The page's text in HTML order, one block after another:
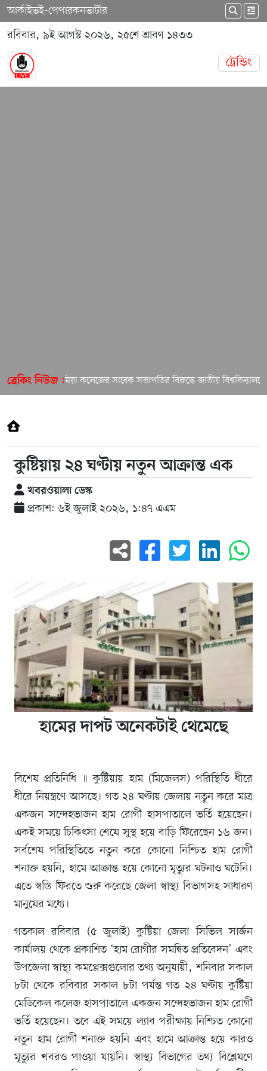
আর্কাইভই-পেপারকনভার্টার
রবিবার, ৯ই আগস্ট ২০২৬, ২৫শে শ্রাবণ ১৪৩৩
ট্রেন্ডিং
ব্রেকিং নিউজ :
ইসলামিয়া কলেজের সাবেক সভাপতির বিরুদ্ধে জাতীয় বিশ্ববিদ্যালয়ে
কুষ্টিয়ায় ২৪ ঘণ্টায় নতুন আক্রান্ত এক
খবরওয়ালা ডেস্ক
প্রকাশ: ৬ই জুলাই ২০২৬, ১:৪৭ এএম
হামের দাপট অনেকটাই থেমেছে
বিশেষ প্রতিনিধি ॥ কুষ্টিয়ায় হাম (মিজেলস) পরিস্থিতি ধীরে
ধীরে নিয়ন্ত্রণে আসছে। গত ২৪ ঘণ্টায় জেলায় নতুন করে মাত্র
একজন সন্দেহভাজন হাম রোগী হাসপাতালে ভর্তি হয়েছেন।
একই সময়ে চিকিৎসা শেষে সুস্থ হয়ে বাড়ি ফিরেছেন ১৬ জন।
সর্বশেষ পরিস্থিতিতে নতুন করে কোনো নিশ্চিত হাম রোগী
শনাক্ত হয়নি, হামে আক্রান্ত হয়ে কোনো মৃত্যুর ঘটনাও ঘটেনি।
এতে স্বস্তি ফিরতে শুরু করেছে জেলা স্বাস্থ্য বিভাগসহ সাধারণ
মানুষের মধ্যে।
গতকাল রবিবার (৫ জুলাই) কুষ্টিয়া জেলা সিভিল সার্জন
কার্যালয় থেকে প্রকাশিত ‘হাম রোগীর সমন্বিত প্রতিবেদন’ এবং
উপজেলা স্বাস্থ্য কমপ্লেক্সগুলোর তথ্য অনুযায়ী, শনিবার সকাল
৮টা থেকে রবিবার সকাল ৮টা পর্যন্ত গত ২৪ ঘণ্টায় কুষ্টিয়া
মেডিকেল কলেজ হাসপাতালে একজন সন্দেহভাজন হাম রোগী
ভর্তি হয়েছেন। তবে এই সময়ে ল্যাব পরীক্ষায় নিশ্চিত কোনো
নতুন হাম রোগী শনাক্ত হয়নি এবং হামে আক্রান্ত হয়ে কারও
মৃত্যুর খবরও পাওয়া যায়নি। স্বাস্থ্য বিভাগের তথ্য বিশ্লেষণে